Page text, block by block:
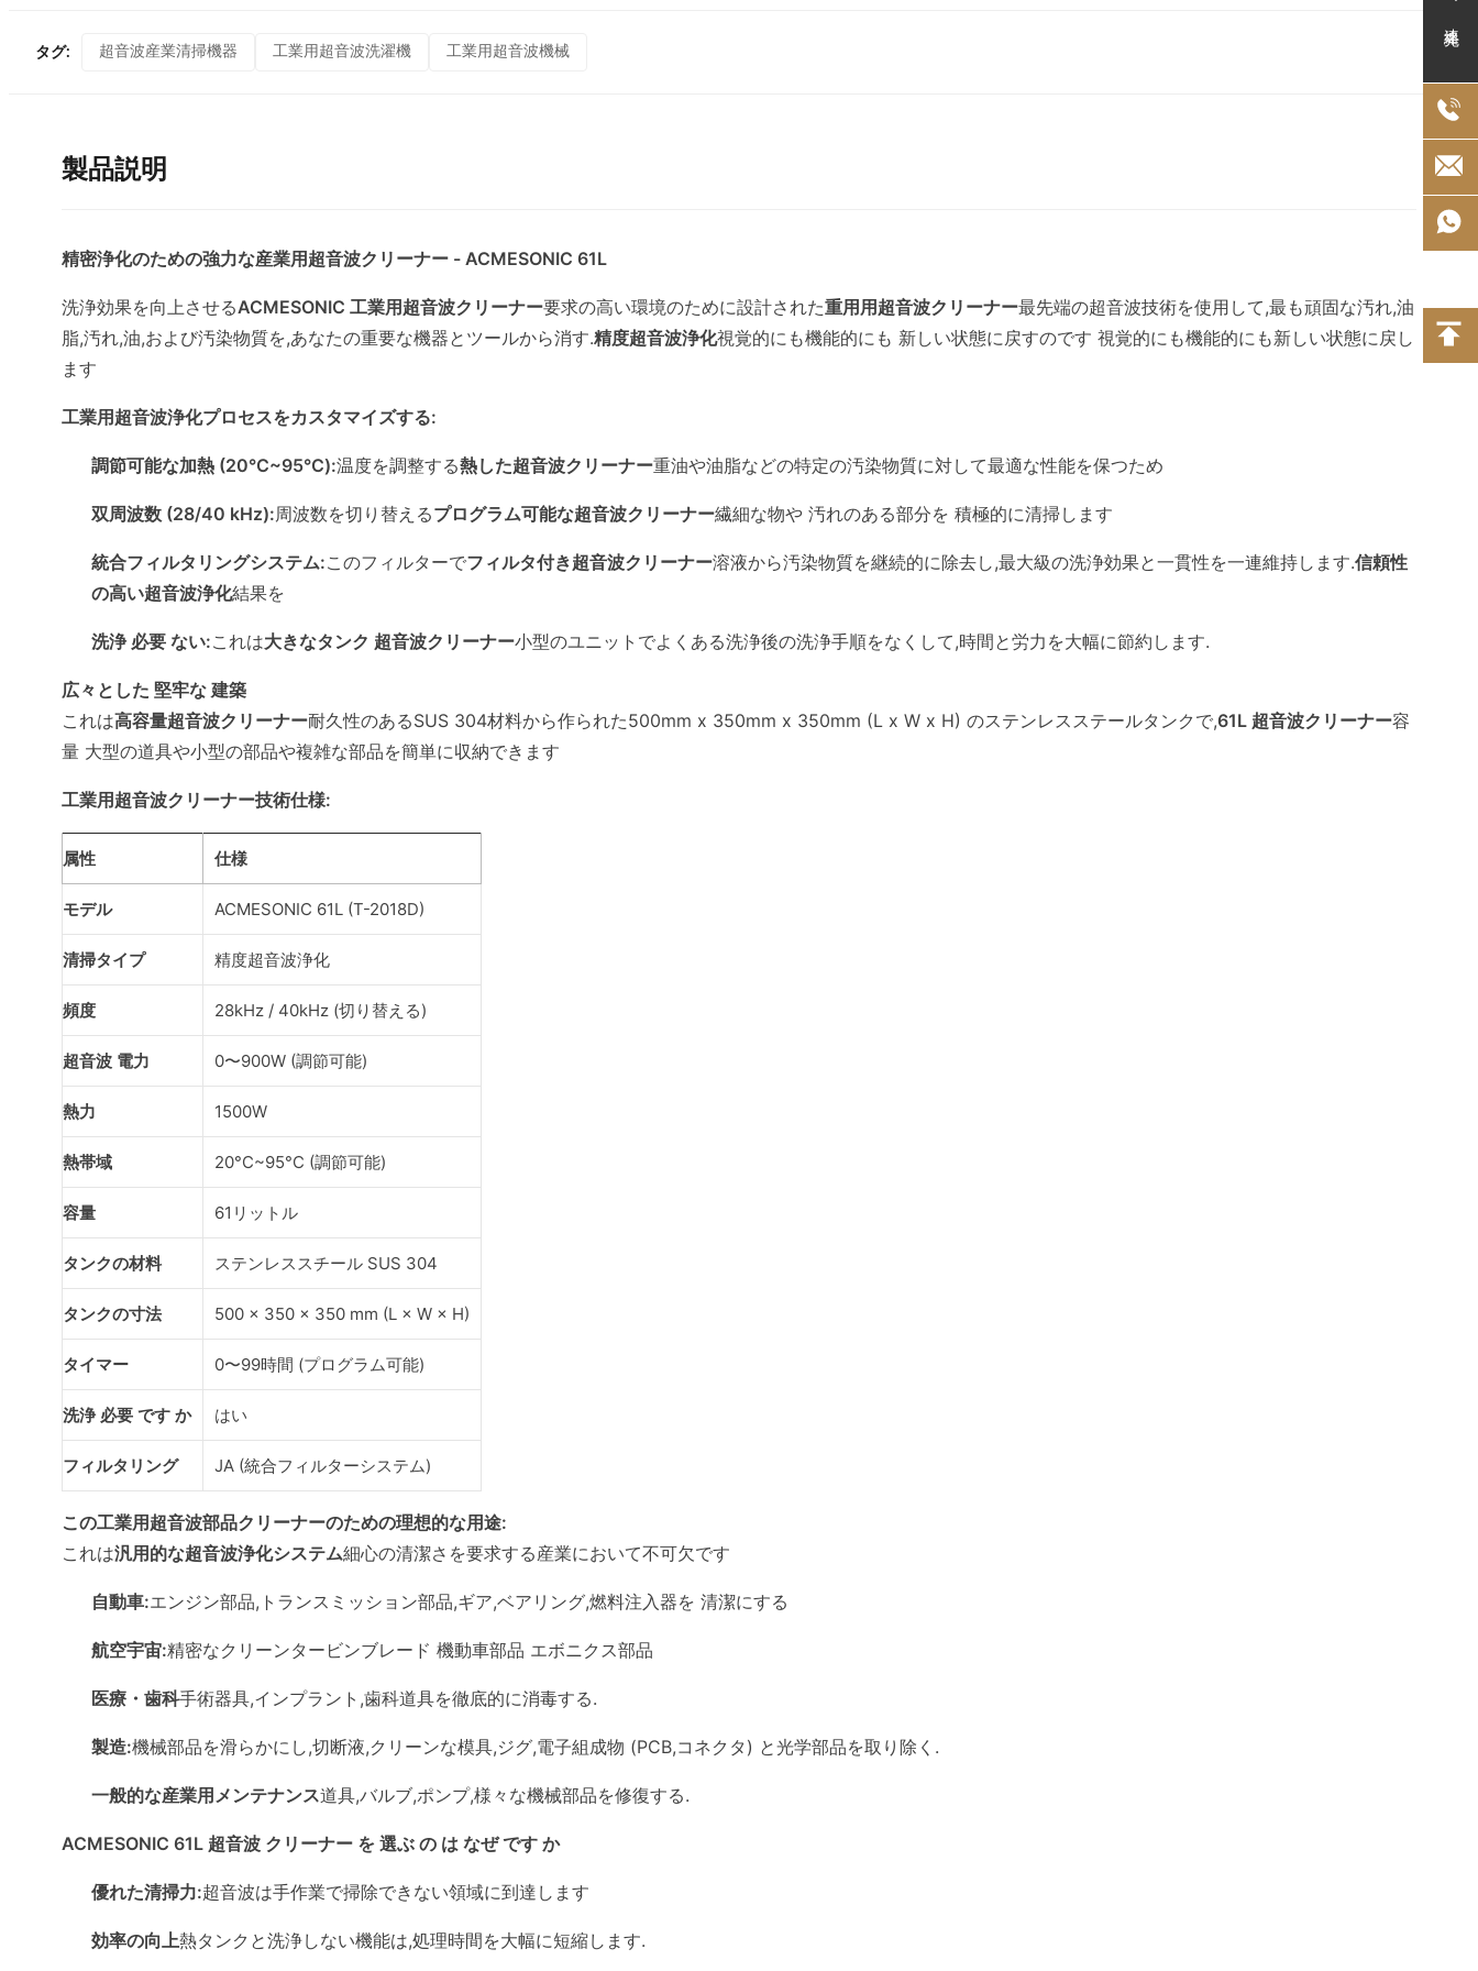
タグ: 超音波産業清掃機器 工業用超音波洗濯機 工業用超音波機械
製品説明
精密浄化のための強力な産業用超音波クリーナー - ACMESONIC 61L
洗浄効果を向上させるACMESONIC 工業用超音波クリーナー要求の高い環境のために設計された重用用超音波クリーナー最先端の超音波技術を使用して,最も頑固な汚れ,油
脂,汚れ,油,および汚染物質を,あなたの重要な機器とツールから消す.精度超音波浄化視覚的にも機能的にも 新しい状態に戻すのです 視覚的にも機能的にも新しい状態に戻し
ます
工業用超音波浄化プロセスをカスタマイズする:
調節可能な加熱 (20°C~95°C):温度を調整する熱した超音波クリーナー重油や油脂などの特定の汚染物質に対して最適な性能を保つため
双周波数 (28/40 kHz):周波数を切り替えるプログラム可能な超音波クリーナー繊細な物や 汚れのある部分を 積極的に清掃します
統合フィルタリングシステム:このフィルターでフィルタ付き超音波クリーナー溶液から汚染物質を継続的に除去し,最大級の洗浄効果と一貫性を一連維持します.信頼性
の高い超音波浄化結果を
洗浄 必要 ない:これは大きなタンク 超音波クリーナー小型のユニットでよくある洗浄後の洗浄手順をなくして,時間と労力を大幅に節約します.
広々とした 堅牢な 建築
これは高容量超音波クリーナー耐久性のあるSUS 304材料から作られた500mm x 350mm x 350mm (L x W x H) のステンレスステールタンクで,61L 超音波クリーナー容
量 大型の道具や小型の部品や複雑な部品を簡単に収納できます
工業用超音波クリーナー技術仕様:
属性 仕様
モデル ACMESONIC 61L (T-2018D)
清掃タイプ 精度超音波浄化
頻度 28kHz / 40kHz (切り替える)
超音波 電力 0〜900W (調節可能)
熱力 1500W
熱帯域 20°C~95°C (調節可能)
容量 61リットル
タンクの材料 ステンレススチール SUS 304
タンクの寸法 500 × 350 × 350 mm (L × W × H)
タイマー 0〜99時間 (プログラム可能)
洗浄 必要 です か はい
フィルタリング JA (統合フィルターシステム)
この工業用超音波部品クリーナーのための理想的な用途:
これは汎用的な超音波浄化システム細心の清潔さを要求する産業において不可欠です
自動車:エンジン部品,トランスミッション部品,ギア,ベアリング,燃料注入器を 清潔にする
航空宇宙:精密なクリーンタービンブレード 機動車部品 エボニクス部品
医療・歯科手術器具,インプラント,歯科道具を徹底的に消毒する.
製造:機械部品を滑らかにし,切断液,クリーンな模具,ジグ,電子組成物 (PCB,コネクタ) と光学部品を取り除く.
一般的な産業用メンテナンス道具,バルブ,ポンプ,様々な機械部品を修復する.
ACMESONIC 61L 超音波 クリーナー を 選ぶ の は なぜ です か
優れた清掃力:超音波は手作業で掃除できない領域に到達します
効率の向上熱タンクと洗浄しない機能は,処理時間を大幅に短縮します.